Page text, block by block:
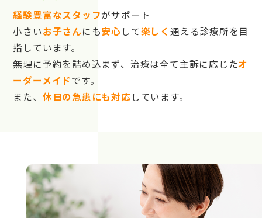
経験豊富なスタッフがサポート
小さいお子さんにも安心して楽しく 通える診療所を目
指しています。
無理に予約を詰め込まず、治療は全て主訴に応じたオ
ーダーメイドです。
また、 休日の急患にも対応しています。